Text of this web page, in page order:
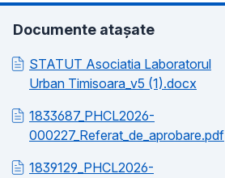
Documente atașate
STATUT Asociatia Laboratorul
Urban Timisoara_v5 (1).docx
1833687_PHCL2026-
000227_Referat_de_aprobare.pdf
1839129_PHCL2026-